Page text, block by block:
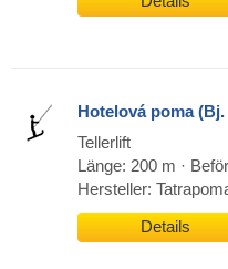
Hotelová poma (Bj.
Tellerlift
Länge: 200 m ·
Hersteller:
Details